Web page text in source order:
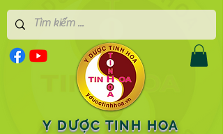
Y DƯỢC TINH HOA